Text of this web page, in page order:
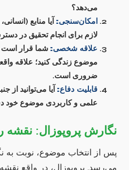
می‌دهد؟
امکان‌سنجی: آیا منابع
لازم برای انجام تحقیق در
علاقه شخصی: شما قرار است
موضوع زندگی کنید؛ علاقه
ضروری است.
قابلیت دفاع: آیا می‌توانید از
علمی و کاربردی موضوع خود
نگارش پروپوزال: نقشه
پس از انتخاب موضوع، نوبت به
می‌رسد. پروپوزال، در واقع